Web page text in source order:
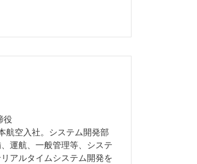
役
航空入社。システム開発部
運航、一般管理等、システ
アルタイムシステム開発を